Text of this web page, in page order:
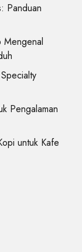
Panduan
Pengalaman
untuk Kafe